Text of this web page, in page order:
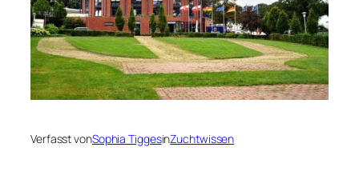
Verfasst vonSophia TiggesinZuchtwissen